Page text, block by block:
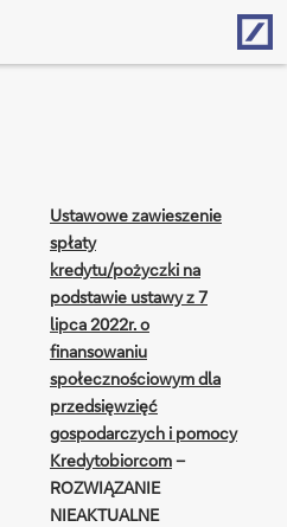
Ustawowe zawieszenie
spłaty
kredytu/pożyczki na
podstawie ustawy z 7
lipca 2022r. o
finansowaniu
społecznościowym dla
przedsięwzięć
gospodarczych i pomocy
Kredytobiorcom–
ROZWIĄZANIE
NIEAKTUALNE